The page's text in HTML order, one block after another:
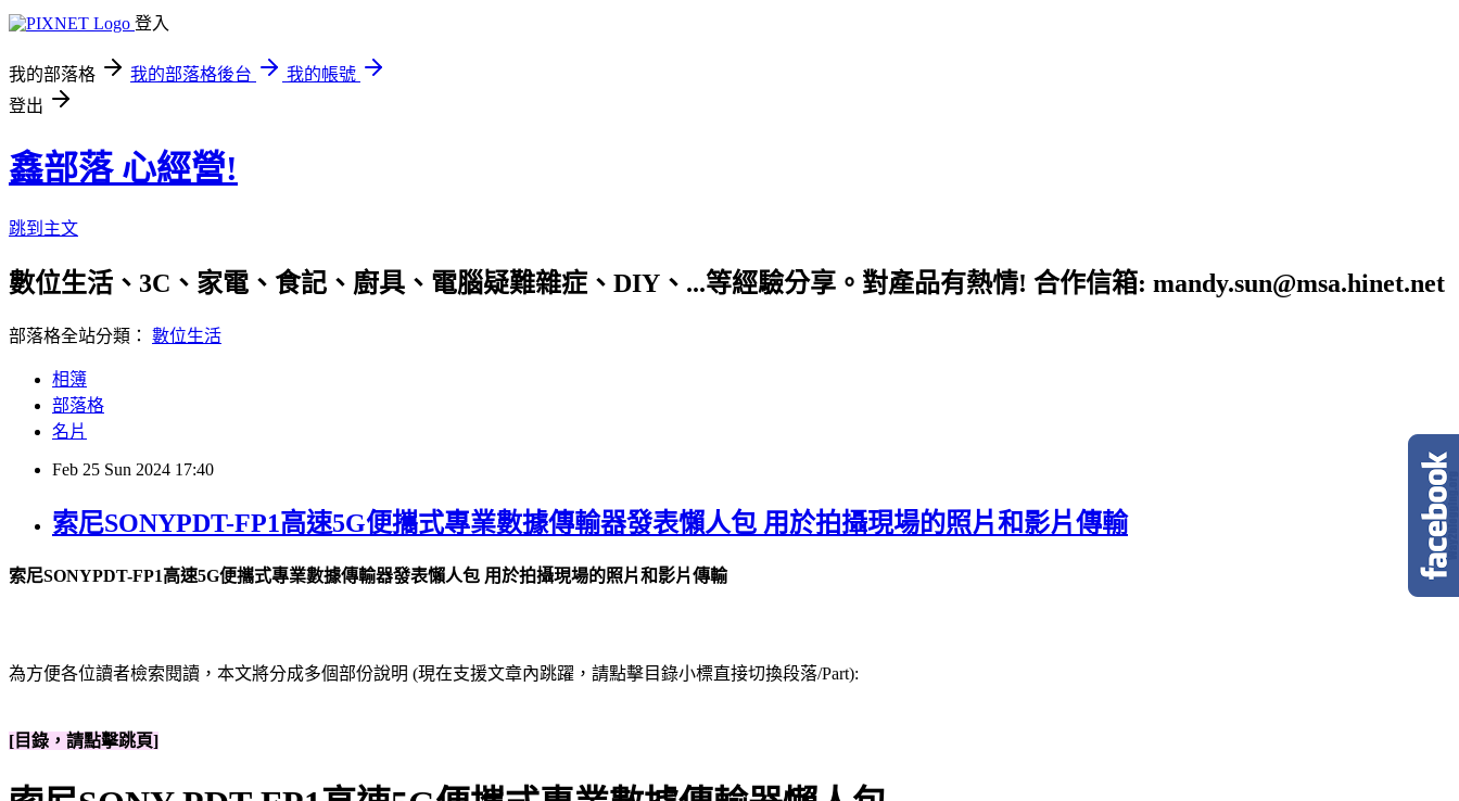
登入
我的部落格 我的部落格後台
我的帳號
登出
鑫部落 心經營!
跳到主文
數位生活、3C、家電、食記、廚具、電腦疑難雜症、DIY、...等經驗分享。對產品有熱情! 合作信箱: mandy.sun@msa.hinet.net
部落格全站分類： 數位生活
相簿
部落格
名片
Feb 25 Sun 2024 17:40
索尼SONYPDT-FP1高速5G便攜式專業數據傳輸器發表懶人包 用於拍攝現場的照片和影片傳輸
索尼SONYPDT-FP1高速5G便攜式專業數據傳輸器發表懶人包 用於拍攝現場的照片和影片傳輸
為方便各位讀者檢索閱讀，本文將分成多個部份說明 (現在支援文章內跳躍，請點擊目錄小標直接切換段落/Part):
[目錄，請點擊跳頁]